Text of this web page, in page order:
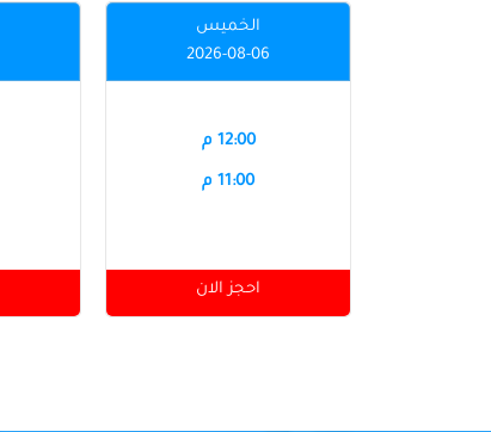
الخميس
2026-08-06
12:00 م
11:00 م
احجز الان